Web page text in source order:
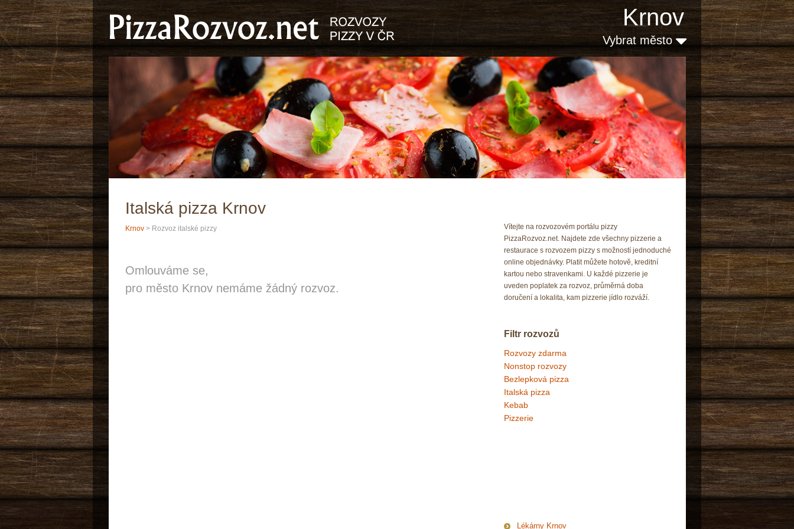
Krnov
Vybrat město
Vítejte na rozvozovém portálu pizzy
PizzaRozvoz.net. Najdete zde všechny pizzerie a
restaurace s rozvozem pizzy s možností jednoduché
online objednávky. Platit můžete hotově, kreditní
kartou nebo stravenkami. U každé pizzerie je
uveden poplatek za rozvoz, průměrná doba
doručení a lokalita, kam pizzerie jídlo rozváží.
Filtr rozvozů
Rozvozy zdarma
Nonstop rozvozy
Bezlepková pizza
Italská pizza
Kebab
Pizzerie
Lékárny Krnov
Italská pizza Krnov
Krnov > Rozvoz italské pizzy
Omlouváme se,
pro město Krnov nemáme žádný rozvoz.